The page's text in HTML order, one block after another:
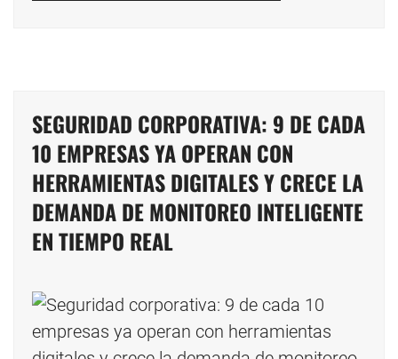
SEGURIDAD CORPORATIVA: 9 DE CADA
10 EMPRESAS YA OPERAN CON
HERRAMIENTAS DIGITALES Y CRECE LA
DEMANDA DE MONITOREO INTELIGENTE
EN TIEMPO REAL